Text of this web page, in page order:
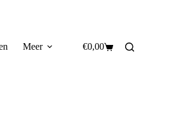
Meer Winkelwagen
€0,00